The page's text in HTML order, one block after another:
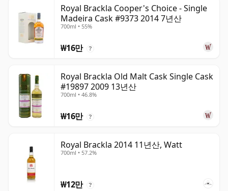
Royal Brackla Cooper's Choice - Single
Madeira Cask #9373 2014 7년산
700ml • 55%
₩16만 ?
Royal Brackla Old Malt Cask Single Cask
#19897 2009 13년산
700ml • 46.8%
₩16만 ?
Royal Brackla 2014 11년산, Watt
700ml • 57.2%
₩12만 ?